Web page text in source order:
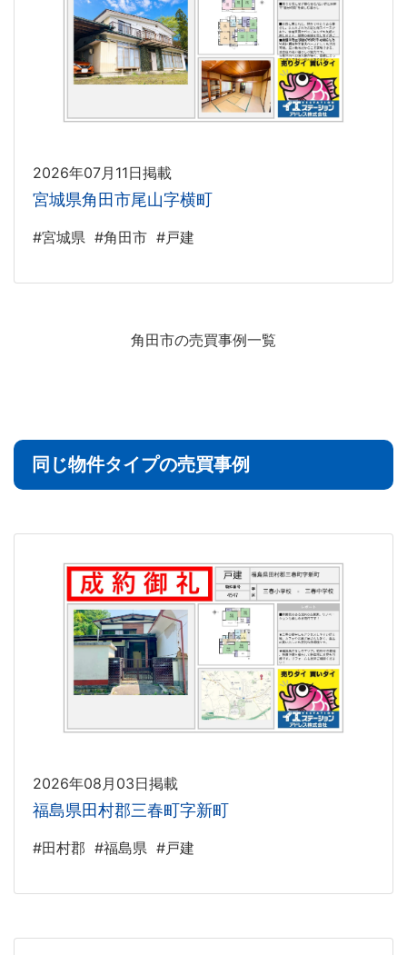
2026年07月11日掲載
宮城県角田市尾山字横町
#宮城県 #角田市 #戸建
角田市の売買事例一覧
同じ物件タイプの売買事例
2026年08月03日掲載
福島県田村郡三春町字新町
#田村郡 #福島県 #戸建